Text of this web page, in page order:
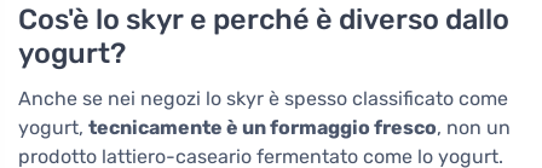
Cos'è lo skyr e perché è diverso dallo
yogurt?
Anche se nei negozi lo skyr è spesso classificato come
yogurt, tecnicamente è un formaggio fresco, non un
prodotto lattiero-caseario fermentato come lo yogurt.